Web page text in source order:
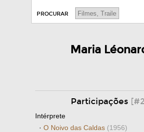
PROCURAR
Maria
Participações
Intérprete
· O Noivo das Caldas (1956)